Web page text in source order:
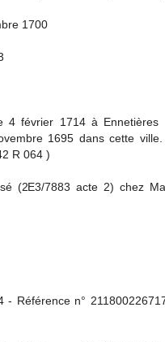
1700
février 1714 à Ennetières
1695 dans cette
R 064 )
(2E3/7883 acte 2) chez
Référence n°